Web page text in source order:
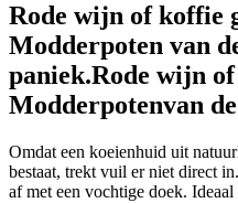
Rode wijn of koffie
Modderpoten van
paniek.Rode wijn
Modderpotenvan
Omdat een koeienhuid uit
bestaat, trekt vuil er niet direct
af met een vochtige doek.